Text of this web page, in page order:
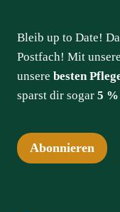
Bleib up to Date!
Postfach! Mit
unsere besten
sparst dir sogar 5 %
Abonnieren